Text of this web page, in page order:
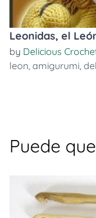
Leonidas, el
by Delicious
leon, amigurumi,
Puede